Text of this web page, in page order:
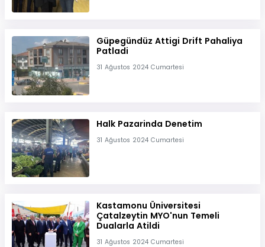
Güpegündüz Attigi Drift Pahaliya
Patladi
31 Ağustos 2024 Cumartesi
Halk Pazarinda Denetim
31 Ağustos 2024 Cumartesi
Kastamonu Üniversitesi
Çatalzeytin MYO'nun Temeli
Dualarla Atildi
31 Ağustos 2024 Cumartesi